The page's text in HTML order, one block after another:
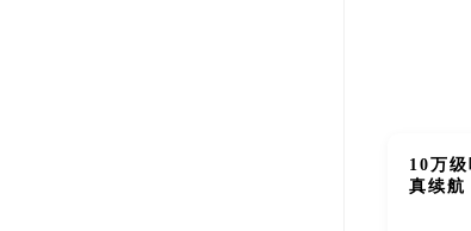
10万
真续航